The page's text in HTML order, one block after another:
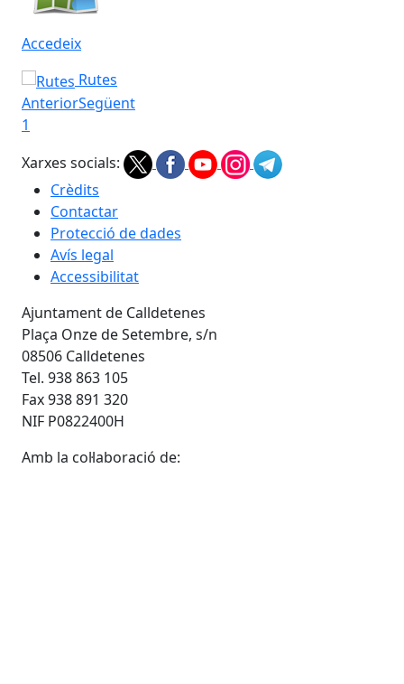
Accedeix
Rutes
AnteriorSegüent
1
Xarxes socials:
Crèdits
Contactar
Protecció de dades
Avís legal
Accessibilitat
Ajuntament de Calldetenes
Plaça Onze de Setembre, s/n
08506 Calldetenes
Tel. 938 863 105
Fax 938 891 320
NIF P0822400H
Amb la col·laboració de: